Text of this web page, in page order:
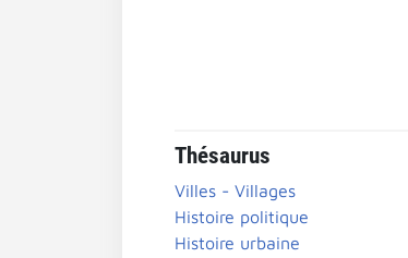
Thésaurus
Villes - Villages
Histoire politique
Histoire urbaine